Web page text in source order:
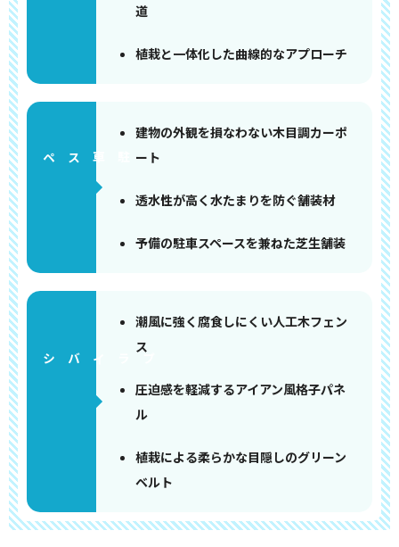
道
植栽と一体化した曲線的なアプローチ
建物の外観を損なわない木目調カーポ
ート
透水性が高く水たまりを防ぐ舗装材
予備の駐車スペースを兼ねた芝生舗装
潮風に強く腐食しにくい人工木フェン
ス
圧迫感を軽減するアイアン風格子パネ
ル
植栽による柔らかな目隠しのグリーン
ベルト